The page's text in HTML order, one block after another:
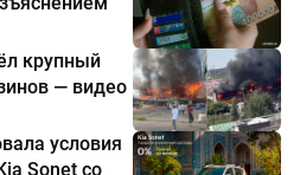
крупный
— видео
условия
Sonet со